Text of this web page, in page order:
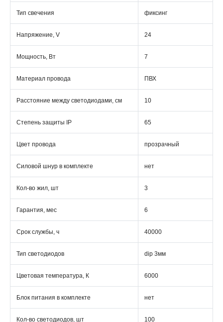
Тип свечения фиксинг
Напряжение, V 24
Мощность, Вт 7
Материал провода ПВХ
Расстояние между светодиодами, см 10
Степень защиты IP 65
Цвет провода прозрачный
Силовой шнур в комплекте нет
Кол-во жил, шт 3
Гарантия, мес 6
Срок службы, ч 40000
Тип светодиодов dip 3мм
Цветовая температура, К 6000
Блок питания в комплекте нет
Кол-во светодиодов, шт 100